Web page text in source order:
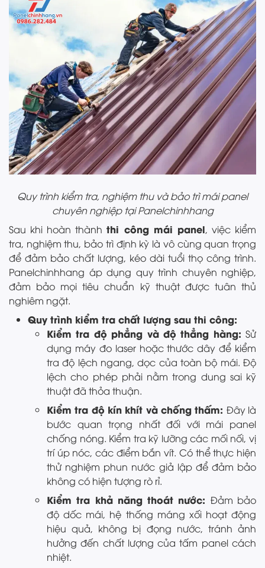
Quy trình kiểm tra, nghiệm thu và bảo trì mái panel
chuyên nghiệp tại Panelchinhhang
Sau khi hoàn thànhthi công mái panel, việc kiểm
tra, nghiệm thu, bảo trì định kỳ là vô cùng quan trọng
để đảm bảo chất lượng, kéo dài tuổi thọ công trình.
Panelchinhhang áp dụng quy trình chuyên nghiệp,
đảm bảo mọi tiêu chuẩn kỹ thuật được tuân thủ
nghiêm ngặt.
Quy trình kiểm tra chất lượng sau thi công:
Kiểm tra độ phẳng và độ thẳng hàng: Sử
dụng máy đo laser hoặc thước dây để kiểm
tra độ lệch ngang, dọc của toàn bộ mái. Độ
lệch cho phép phải nằm trong dung sai kỹ
thuật đã thỏa thuận.
Kiểm tra độ kín khít và chống thấm: Đây là
bước quan trọng nhất đối với mái panel
chống nóng. Kiểm tra kỹ lưỡng các mối nối, vị
trí úp nóc, các điểm bắn vít. Có thể thực hiện
thử nghiệm phun nước giả lập để đảm bảo
không có hiện tượng rò rỉ.
Kiểm tra khả năng thoát nước: Đảm bảo
độ dốc mái, hệ thống máng xối hoạt động
hiệu quả, không bị đọng nước, tránh ảnh
hưởng đến chất lượng của tấm panel cách
nhiệt.